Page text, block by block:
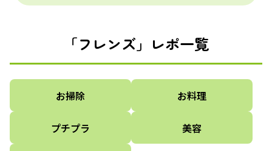
「フレンズ」レポ一覧
お掃除 お料理
プチプラ 美容